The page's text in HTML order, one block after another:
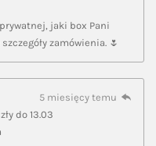
jaki box Pani
zamówienia. 🌷
5 miesięcy temu
do 13.03